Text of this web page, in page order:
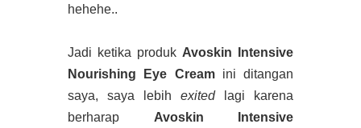
hehehe..
Jadi ketika produk Avoskin Intensive
Nourishing Eye Creamini ditangan
saya, saya lebih exited
lagi karena
berharap Avoskin Intensive